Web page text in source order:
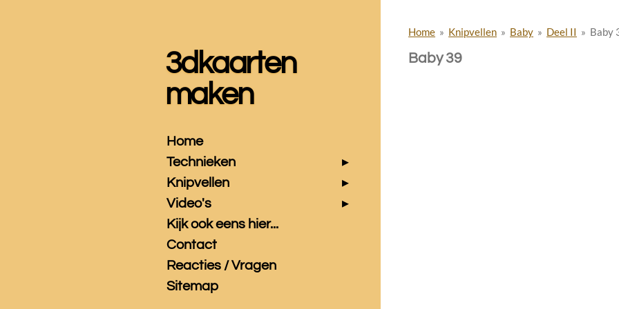
Home » Knipvellen » Baby » Deel II » Baby
Baby 39
3dkaarten
maken
Home
Technieken
Knipvellen
Video's
Kijk ook eens hier...
Contact
Reacties / Vragen
Sitemap